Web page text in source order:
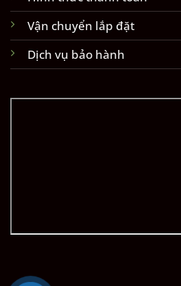
Vận chuyển lắp đặt
Dịch vụ bảo hành